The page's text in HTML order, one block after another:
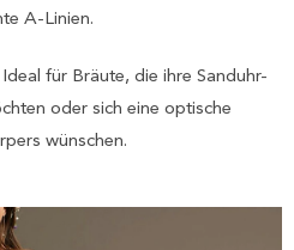
A-Linien.
Ideal für Bräute, die ihre Sanduhr-
oder sich eine optische
wünschen.